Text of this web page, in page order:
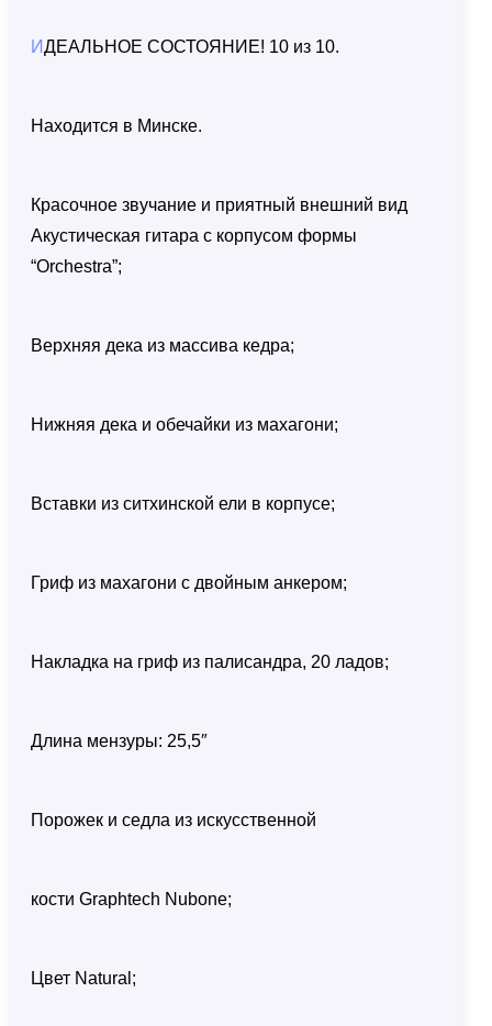
ИДЕАЛЬНОЕ СОСТОЯНИЕ! 10 из 10.
Находится в Минске.
Красочное звучание и приятный внешний вид
Акустическая гитара с корпусом формы
“Orchestra”;
Верхняя дека из массива кедра;
Нижняя дека и обечайки из махагони;
Вставки из ситхинской ели в корпусе;
Гриф из махагони с двойным анкером;
Накладка на гриф из палисандра, 20 ладов;
Длина мензуры: 25,5″
Порожек и седла из искусственной
кости Graphtech Nubone;
Цвет Natural;